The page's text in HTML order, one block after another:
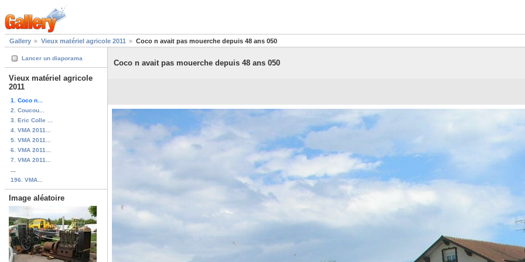
Gallery Vieux matériel agricole 2011 Coco n avait pas mouerche depuis 48 ans 050
Lancer un diaporama
Vieux matériel agricole
2011
1. Coco n...
2. Coucou...
3. Eric Colle ...
4. VMA 2011...
5. VMA 2011...
6. VMA 2011...
7. VMA 2011...
196. VMA...
Image aléatoire
Coco n avait pas mouerche depuis 48 ans 050